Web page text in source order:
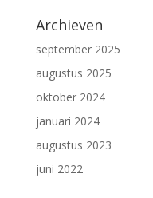
Archieven
september 2025
augustus 2025
oktober 2024
januari 2024
augustus 2023
juni 2022